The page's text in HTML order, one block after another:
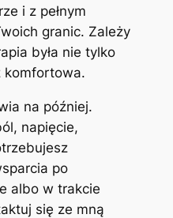
i z pełnym
granic. Zależy
była nie tylko
komfortowa.
na później.
napięcie,
po
albo w trakcie
się ze mną